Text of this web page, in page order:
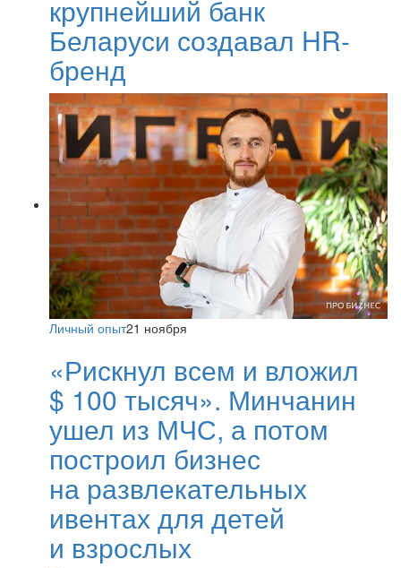
крупнейший банк
Беларуси создавал HR-
бренд
Личный опыт21 ноября
«Рискнул всем и вложил
$ 100 тысяч». Минчанин
ушел из МЧС, а потом
построил бизнес
на развлекательных
ивентах для детей
и взрослых